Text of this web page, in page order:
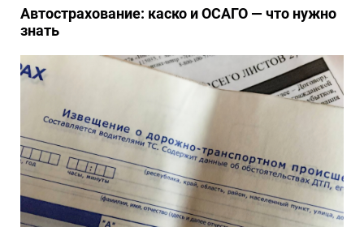
Автострахование: каско и ОСАГО — что нужно
знать